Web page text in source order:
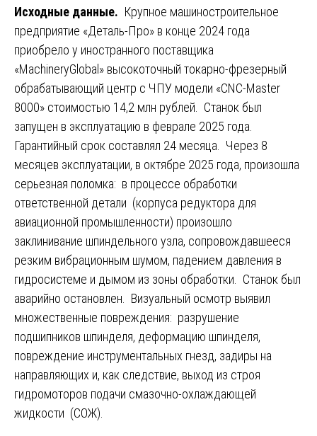
Исходные данные. Крупное машиностроительное
предприятие «Деталь-Про» в конце 2024 года
приобрело у иностранного поставщика
«MachineryGlobal» высокоточный токарно-фрезерный
обрабатывающий центр с ЧПУ модели «CNC-Master
8000» стоимостью 14,2 млн рублей. Станок был
запущен в эксплуатацию в феврале 2025 года.
Гарантийный срок составлял 24 месяца. Через 8
месяцев эксплуатации, в октябре 2025 года, произошла
серьезная поломка: в процессе обработки
ответственной детали (корпуса редуктора для
авиационной промышленности) произошло
заклинивание шпиндельного узла, сопровождавшееся
резким вибрационным шумом, падением давления в
гидросистеме и дымом из зоны обработки. Станок был
аварийно остановлен. Визуальный осмотр выявил
множественные повреждения: разрушение
подшипников шпинделя, деформацию шпинделя,
повреждение инструментальных гнезд, задиры на
направляющих и, как следствие, выход из строя
гидромоторов подачи смазочно-охлаждающей
жидкости (СОЖ).